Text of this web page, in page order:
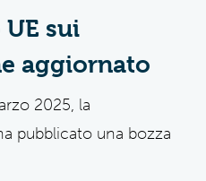
sui
aggiornato
2025, la
pubblicato una bozza